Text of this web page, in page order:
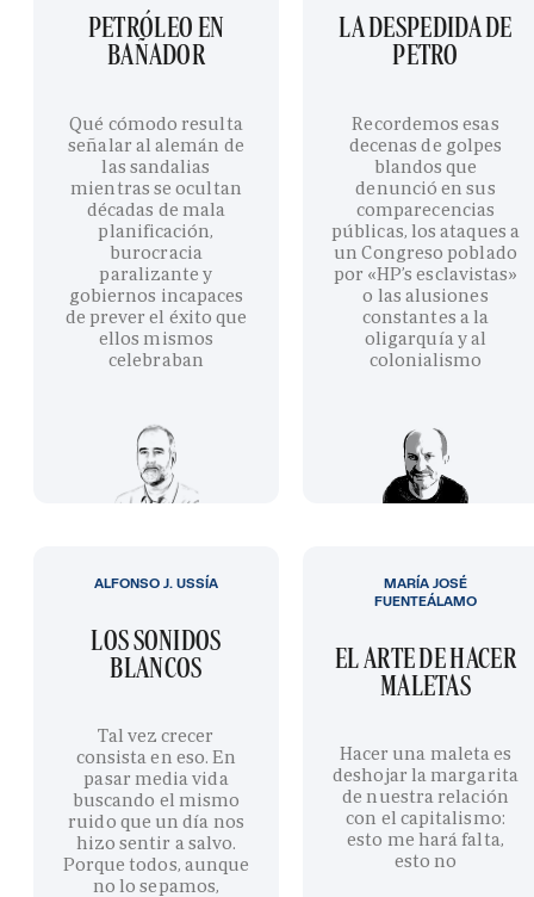
PETRÓLEO EN
BAÑADOR
Qué cómodo resulta
señalar al alemán de
las sandalias
mientras se ocultan
décadas de mala
planificación,
burocracia
paralizante y
gobiernos incapaces
de prever el éxito que
ellos mismos
celebraban
LA DESPEDIDA DE
PETRO
Recordemos esas
decenas de golpes
blandos que
denunció en sus
comparecencias
públicas, los ataques a
un Congreso poblado
por «HP’s esclavistas»
o las alusiones
constantes a la
oligarquía y al
colonialismo
LOS SONIDOS
BLANCOS
Tal vez crecer
consista en eso. En
pasar media vida
buscando el mismo
ruido que un día nos
hizo sentir a salvo.
Porque todos, aunque
no lo sepamos,
ALFONSO J. USSÍA
EL ARTE DE HACER
MALETAS
Hacer una maleta es
deshojar la margarita
de nuestra relación
con el capitalismo:
esto me hará falta,
esto no
MARÍA JOSÉ
FUENTEÁLAMO